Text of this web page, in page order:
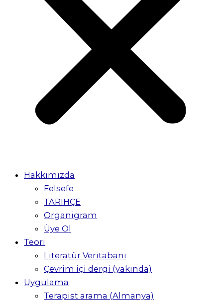
Hakkımızda
Felsefe
TARİHÇE
Organigram
Üye Ol
Teori
Literatür Veritabanı
Çevrim içi dergi (yakında)
Uygulama
Terapist arama (Almanya)